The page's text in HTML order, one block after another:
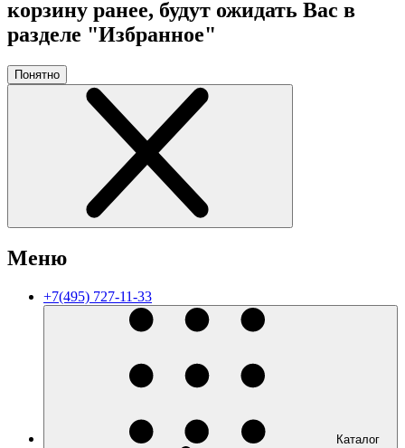
корзину ранее, будут ожидать Вас в
разделе "Избранное"
Понятно
Меню
+7(495) 727-11-33
Каталог